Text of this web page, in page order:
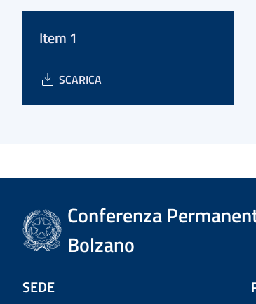
Item 1
SCARICA
Conferenza
Bolzano
SEDE